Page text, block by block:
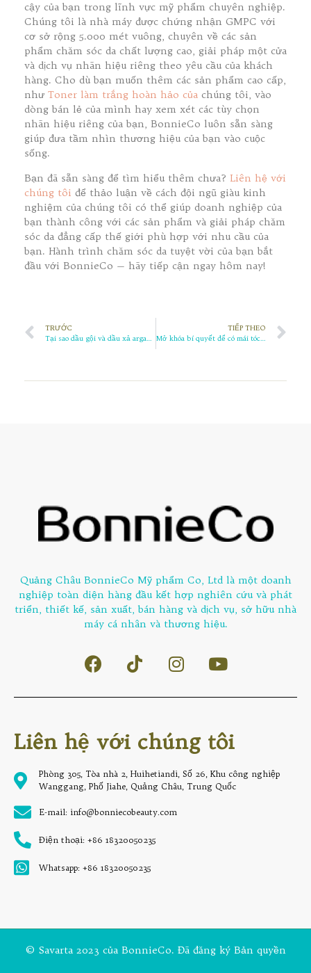
cậy của bạn trong lĩnh vực mỹ phẩm chuyên nghiệp.
Chúng tôi là nhà máy được chứng nhận GMPC với
cơ sở rộng 5.000 mét vuông, chuyên về các sản
phẩm chăm sóc da chất lượng cao, giải pháp một cửa
và dịch vụ nhãn hiệu riêng theo yêu cầu của khách
hàng. Cho dù bạn muốn thêm các sản phẩm cao cấp,
như Toner làm trắng hoàn hảo của chúng tôi, vào
dòng bán lẻ của mình hay xem xét các tùy chọn
nhãn hiệu riêng của bạn, BonnieCo luôn sẵn sàng
giúp đưa tầm nhìn thương hiệu của bạn vào cuộc
sống.
Bạn đã sẵn sàng để tìm hiểu thêm chưa? Liên hệ với
chúng tôi để thảo luận về cách đội ngũ giàu kinh
nghiệm của chúng tôi có thể giúp doanh nghiệp của
bạn thành công với các sản phẩm và giải pháp chăm
sóc da đẳng cấp thế giới phù hợp với nhu cầu của
bạn. Hành trình chăm sóc da tuyệt vời của bạn bắt
đầu với BonnieCo — hãy tiếp cận ngay hôm nay!
TRƯỚC
Tại sao dầu gội và dầu xả argan lại cần thiết cho thói quen chăm sóc tóc của bạn
TIẾP THEO
Mở khóa bí quyết để có mái tóc đẹp với Serum dưỡng tóc của chúng tôi
Quảng Châu BonnieCo Mỹ phẩm Co, Ltd là một doanh
nghiệp toàn diện hàng đầu kết hợp nghiên cứu và phát
triển, thiết kế, sản xuất, bán hàng và dịch vụ, sở hữu nhà
máy cá nhân và thương hiệu.
Liên hệ với chúng tôi
Phòng 305, Tòa nhà 2, Huihetiandi, Số 26, Khu công nghiệp
Wanggang, Phố Jiahe, Quảng Châu, Trung Quốc
E-mail: info@bonniecobeauty.com
Điện thoại: +86 18320050235
Whatsapp: +86 18320050235
© Savarta 2023 của BonnieCo. Đã đăng ký Bản quyền